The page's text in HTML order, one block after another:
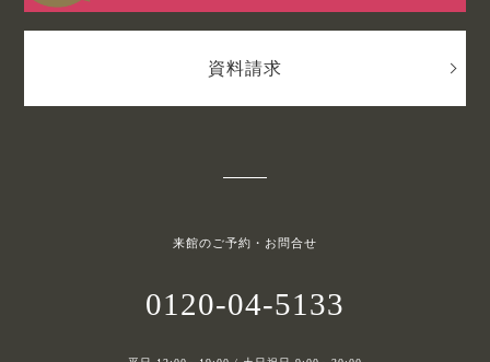
資料請求
来館のご予約・お問合せ
0120-04-5133